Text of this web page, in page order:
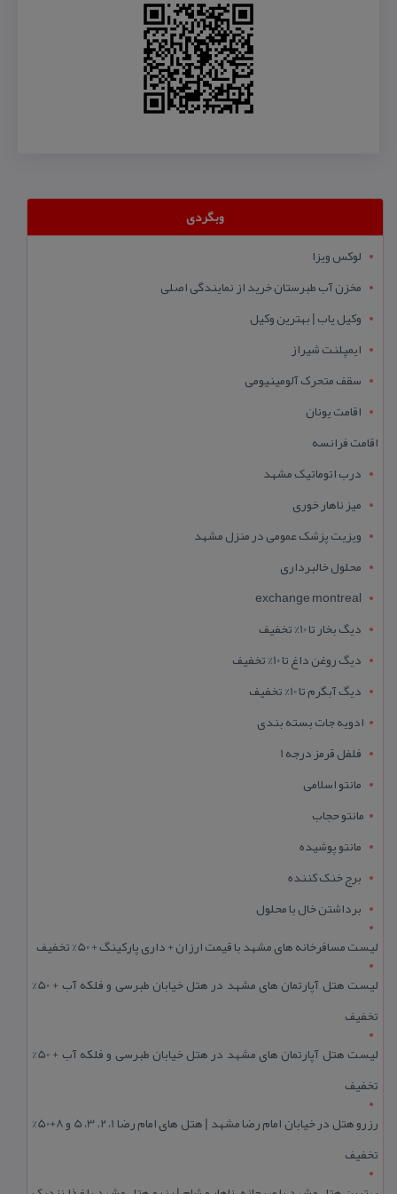
وبگردی
لوکس ویزا
مخزن آب طبرستان خرید از نمایندگی اصلی
وکیل یاب | بهترین وکیل
ایمپلنت شیراز
سقف متحرک آلومینیومی
اقامت یونان
اقامت فرانسه
درب اتوماتیک مشهد
میز ناهار خوری
ویزیت پزشک عمومی در منزل مشهد
محلول خالبرداری
exchange montreal
دیگ بخار تا 10% تخفیف
دیگ روغن داغ تا 10% تخفیف
دیگ آبگرم تا 10% تخفیف
ادویه جات بسته بندی
فلفل قرمز درجه 1
مانتو اسلامی
مانتو حجاب
مانتو پوشیده
برج خنک کننده
برداشتن خال با محلول
لیست مسافرخانه های مشهد با قیمت ارزان + داری پارکینگ + 50% تخفیف
لیست هتل آپارتمان های مشهد در هتل خیابان طبرسی و فلکه آب + 50%
تخفیف
لیست هتل آپارتمان های مشهد در هتل خیابان طبرسی و فلکه آب + 50%
تخفیف
رزرو هتل در خیابان امام رضا مشهد | هتل‌ های امام رضا 1، 2، 3، 5 و 8+50%
تخفیف